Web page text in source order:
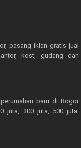
pasang iklan gratis jual
kost, gudang dan
baru di Bogor
juta, 300 juta, 500 juta.